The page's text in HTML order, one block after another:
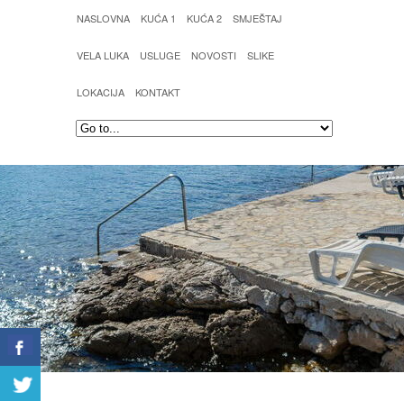
NASLOVNA KUĆA 1 KUĆA 2 SMJEŠTAJ
VELA LUKA USLUGE NOVOSTI SLIKE
LOKACIJA KONTAKT